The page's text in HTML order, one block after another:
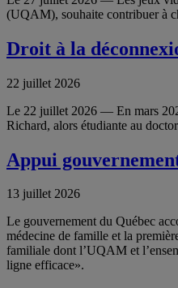
(UQAM), souhaite contribuer à
Droit à la
22 juillet 2026
Le 22 juillet 2026 — En mars
Richard, alors étudiante au
Appui
13 juillet 2026
Le gouvernement du Québec
médecine de famille et la
familiale dont l’UQAM et
ligne efficace».